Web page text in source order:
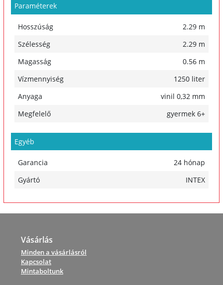
Paraméterek
Hosszúság
2.29 m
Szélesség
2.29 m
Magasság
0.56 m
Vízmennyiség
1250 liter
Anyaga
vinil 0,32 mm
Megfelelő
gyermek 6+
Egyéb
Garancia
24 hónap
Gyártó
INTEX
Vásárlás
Minden a vásárlásról
Kapcsolat
Mintaboltunk